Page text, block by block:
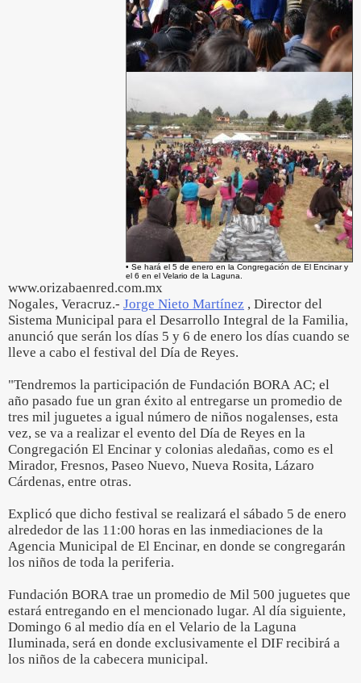
• Se hará el 5 de enero en la Congregación de El Encinar y
el 6 en el Velario de la Laguna.
www.orizabaenred.com.mx
Nogales, Veracruz.- Jorge Nieto Martínez , Director del
Sistema Municipal para el Desarrollo Integral de la Familia,
anunció que serán los días 5 y 6 de enero los días cuando se
lleve a cabo el festival del Día de Reyes.
"Tendremos la participación de Fundación BORA AC; el
año pasado fue un gran éxito al entregarse un promedio de
tres mil juguetes a igual número de niños nogalenses, esta
vez, se va a realizar el evento del Día de Reyes en la
Congregación El Encinar y colonias aledañas, como es el
Mirador, Fresnos, Paseo Nuevo, Nueva Rosita, Lázaro
Cárdenas, entre otras.
Explicó que dicho festival se realizará el sábado 5 de enero
alrededor de las 11:00 horas en las inmediaciones de la
Agencia Municipal de El Encinar, en donde se congregarán
los niños de toda la periferia.
Fundación BORA trae un promedio de Mil 500 juguetes que
estará entregando en el mencionado lugar. Al día siguiente,
Domingo 6 al medio día en el Velario de la Laguna
Iluminada, será en donde exclusivamente el DIF recibirá a
los niños de la cabecera municipal.